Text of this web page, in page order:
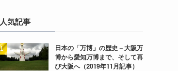
人気記事
日本の「万博」の歴史－大阪万
博から愛知万博まで、そして再
び大阪へ（2019年11月記事）